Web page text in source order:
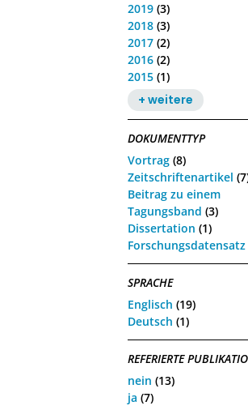
2019 (3)
2018 (3)
2017 (2)
2016 (2)
2015 (1)
+ weitere
DOKUMENTTYP
Vortrag (8)
Zeitschriftenartikel
Beitrag zu einem
Tagungsband (3)
Dissertation (1)
Forschungsdatensatz
SPRACHE
Englisch (19)
Deutsch (1)
REFERIERTE
nein (13)
ja (7)